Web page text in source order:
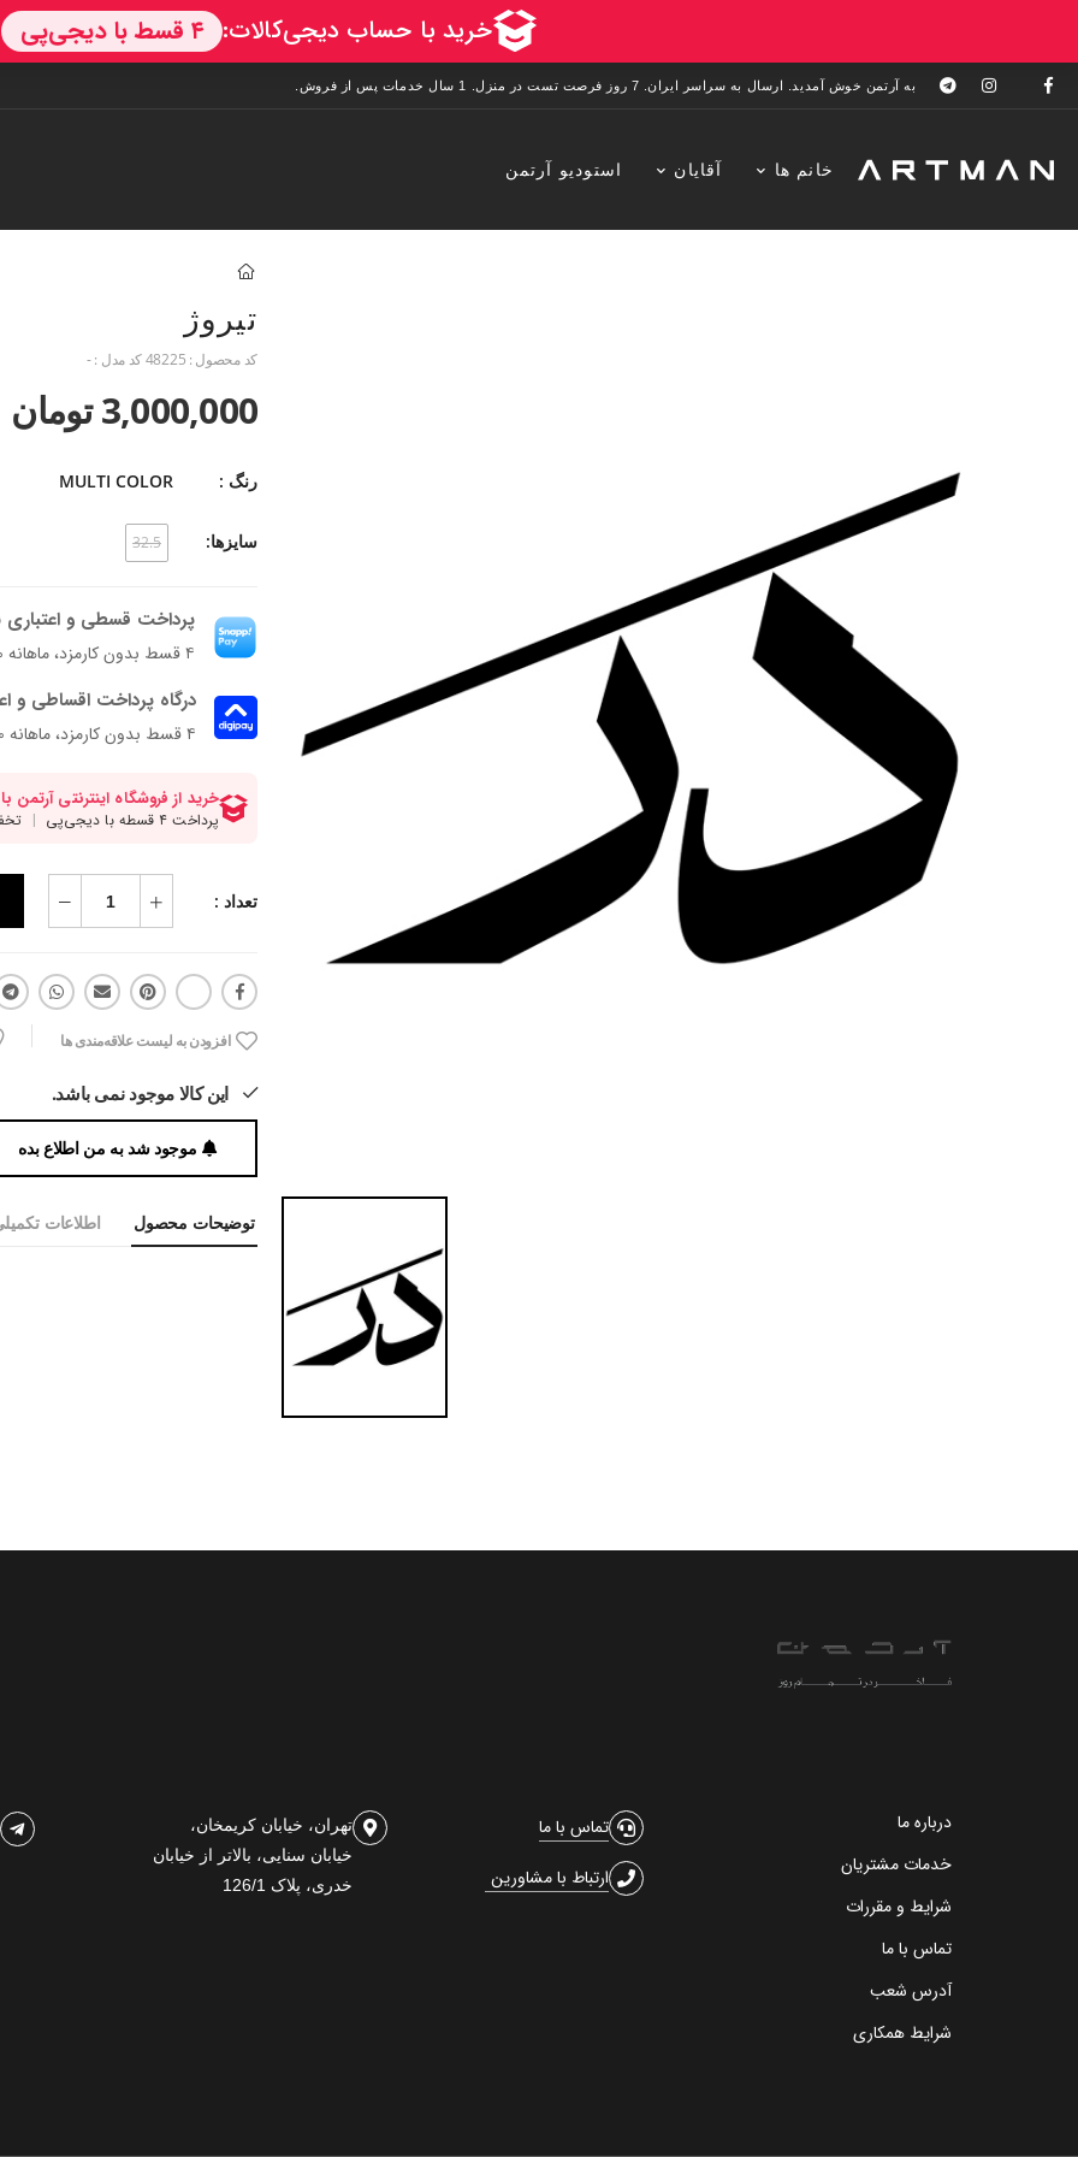
به آرتمن خوش آمدید. ارسال به سراسر ایران. 7 روز فرصت تست در منزل. 1 سال خدمات پس از فروش.
خانم ها آقایان استودیو آرتمن
تیروژ
کد محصول : 48225کد مدل :-
3,000,000 تومان
رنگ : MULTI COLOR
سایزها: 32.5
پرداخت قسطی و اعتباری
۴ قسط بدون کارمزد، ماهانه ۷۵۰٬۰۰۰ تومان
درگاه پرداخت اقساطی و
۴ قسط بدون کارمزد، ماهانه 750,000 تومان
تعداد :
افزودن به لیست علاقه‌مندی ها
این کالا موجود نمی باشد.
موجود شد به من اطلاع بده
توضیحات محصول اطلاعات
درباره ما
خدمات مشتریان
شرایط و مقررات
تماس با ما
آدرس شعب
شرایط همکاری
تماس با ما
ارتباط با مشاورین
تهران، خیابان کریمخان،
خیابان سنایی، بالاتر از خیابان
خدری، پلاک 126/1